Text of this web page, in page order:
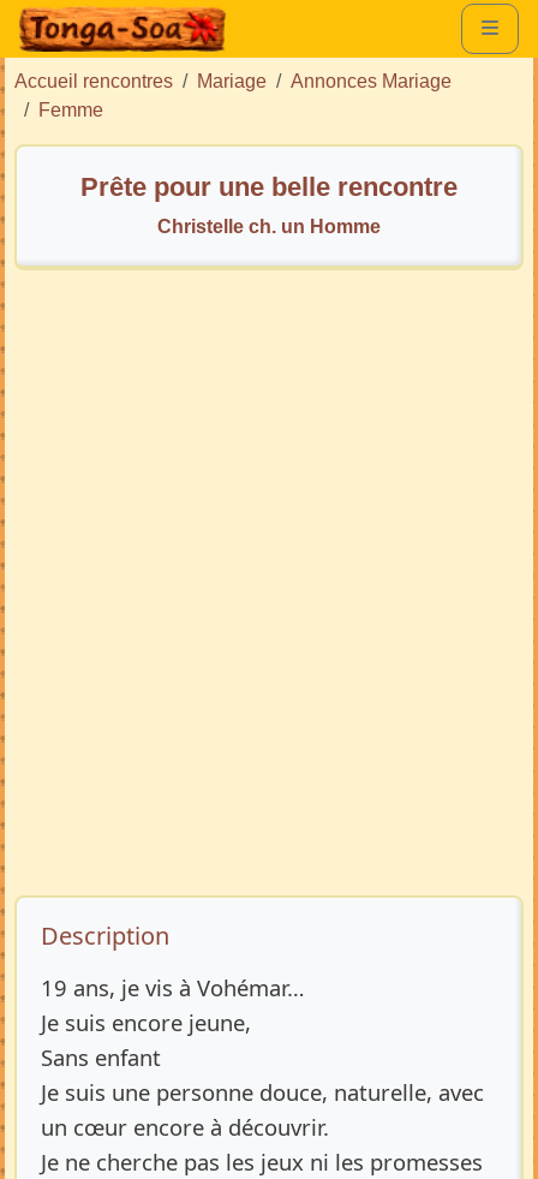
Accueil rencontres Mariage
Annonces Mariage
Femme
Prête pour une belle rencontre
Christelle ch. un Homme
Description de l’annonce
Description
19 ans, je vis à Vohémar…
Je suis encore jeune,
Sans enfant
Je suis une personne douce, naturelle, avec
un cœur encore à découvrir.
Je ne cherche pas les jeux ni les promesses